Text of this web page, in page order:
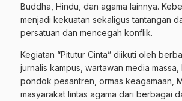
Buddha, Hindu, dan agama lainnya.
menjadi kekuatan sekaligus tantangan
persatuan dan mencegah konflik.
Kegiatan “Pitutur Cinta” diikuti oleh
jurnalis kampus, wartawan media
pondok pesantren, ormas keagamaan,
masyarakat lintas agama dari berbagai